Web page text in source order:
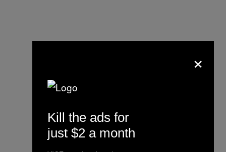
×
Kill the ads for
just $2 a month